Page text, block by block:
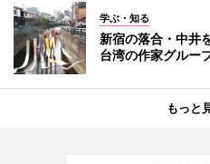
学ぶ・知る
新宿の落合・中井
台湾の作家グルー
もっと